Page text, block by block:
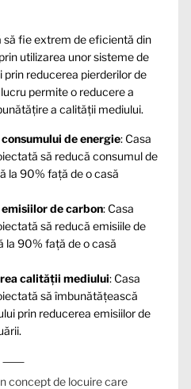
să fie extrem de eficientă din
utilizarea unor sisteme de
reducerea pierderilor de
permite o reducere a
a calității mediului.
de energie: Casa
să reducă consumul de
la 90% față de o casă
emisiilor de carbon: Casa
să reducă emisiile de
la 90% față de o casă
calității mediului: Casa
să îmbunătățească
prin reducerea emisiilor de
concept de locuire care